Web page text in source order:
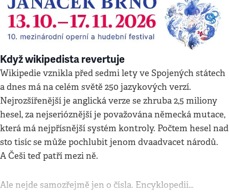
Když wikipedista revertuje
Wikipedie vznikla před sedmi lety ve Spojených státech
a dnes má na celém světě 250 jazykových verzí.
Nejrozšířenější je anglická verze se zhruba 2,5 miliony
hesel, za nejserióznější je považována německá mutace,
která má nejpřísnější systém kontroly. Počtem hesel nad
sto tisíc se může pochlubit jenom dvaadvacet národů.
A Češi teď patří mezi ně.
Ale nejde samozřejmě jen o čísla. Encyklopedii…